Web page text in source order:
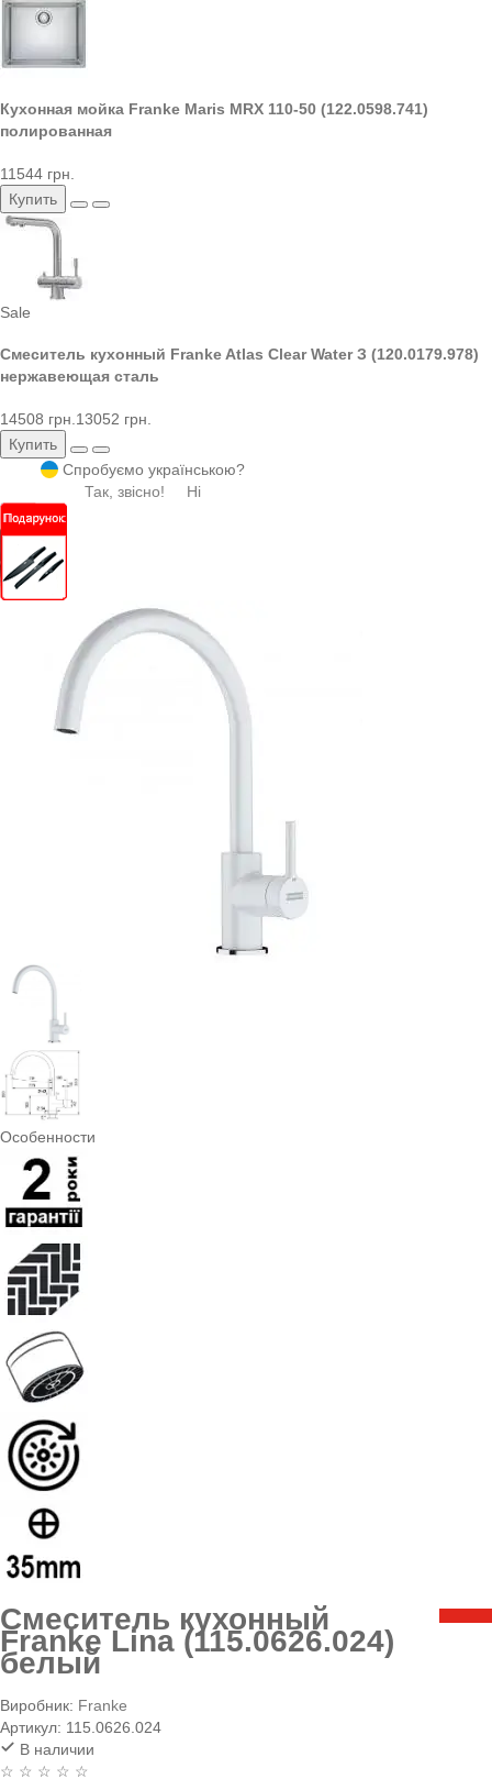
Кухонная мойка Franke Maris MRX 110-50 (122.0598.741)
полированная
11544 грн.
Купить
Sale
Смеситель кухонный Franke Atlas Clear Water З (120.0179.978)
нержавеющая сталь
14508 грн. 13052 грн.
Купить
Спробуємо українською?
Так, звісно!
Ні
Особенности
Смеситель кухонный
Franke Lina (115.0626.024)
белый
Виробник: Franke
Артикул: 115.0626.024
В наличии
☆ ☆ ☆ ☆ ☆